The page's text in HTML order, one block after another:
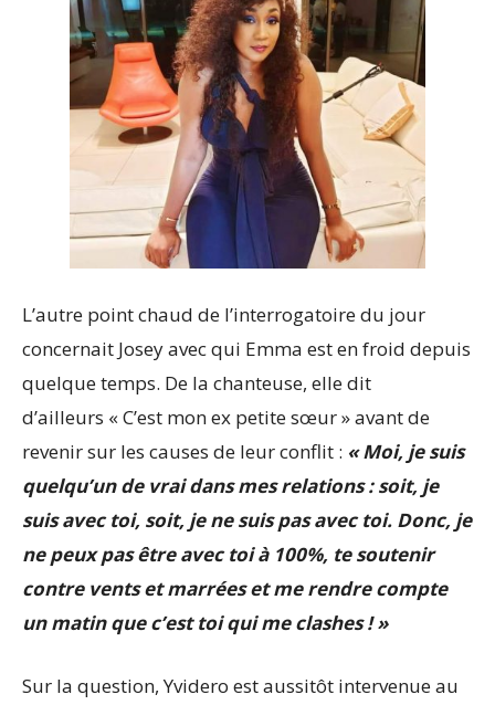
L’autre point chaud de l’interrogatoire du jour
concernait Josey avec qui Emma est en froid depuis
quelque temps. De la chanteuse, elle dit
d’ailleurs « C’est mon ex petite sœur » avant de
revenir sur les causes de leur conflit : « Moi, je suis
quelqu’un de vrai dans mes relations : soit, je
suis avec toi, soit, je ne suis pas avec toi. Donc, je
ne peux pas être avec toi à 100%, te soutenir
contre vents et marrées et me rendre compte
un matin que c’est toi qui me clashes ! »
Sur la question, Yvidero est aussitôt intervenue au